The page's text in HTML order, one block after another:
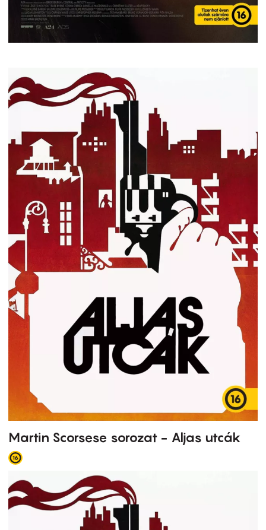
Martin Scorsese sorozat - Aljas utcák